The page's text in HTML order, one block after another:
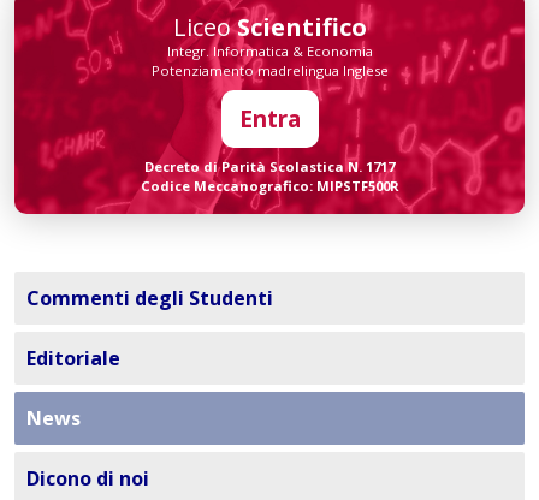
LiceoScientifico
Integr. Informatica & Economia
Potenziamento madrelingua Inglese
Entra
Decreto di Parità Scolastica N. 1717
Codice Meccanografico: MIPSTF500R
Commenti degli Studenti
Editoriale
News
Dicono di noi